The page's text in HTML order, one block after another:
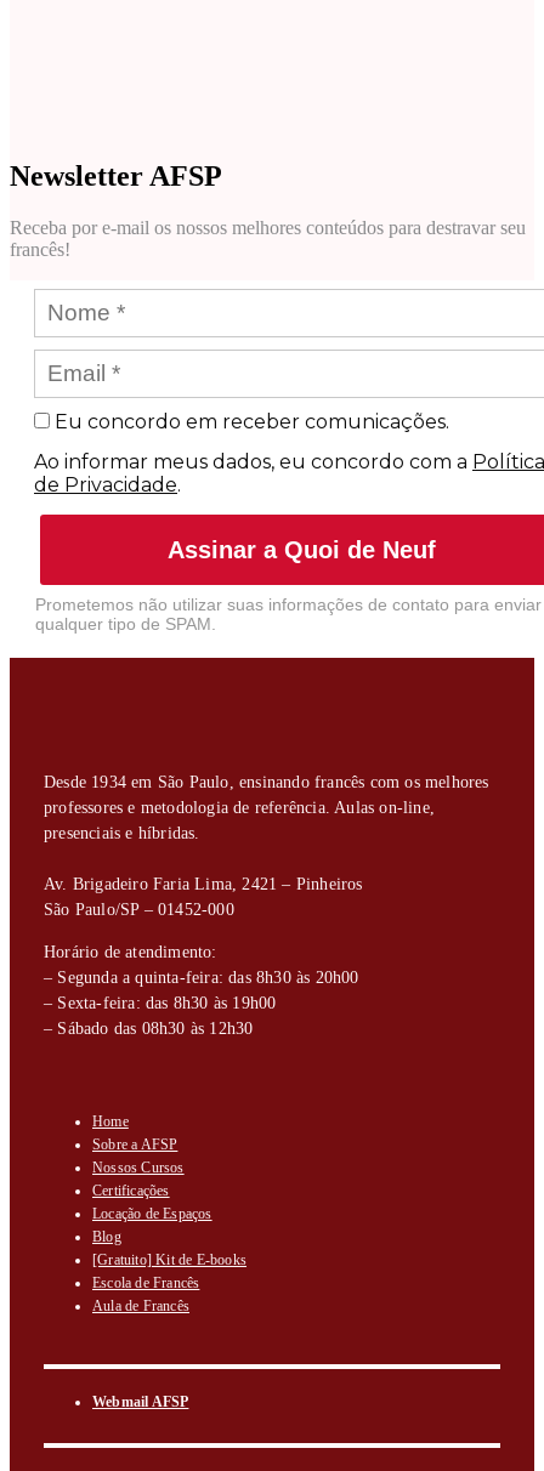
Newsletter AFSP
Receba por e-mail os nossos melhores conteúdos para destravar seu
francês!
Eu concordo em receber comunicações.
Ao informar meus dados, eu concordo com a Política
de Privacidade.
Assinar a Quoi de Neuf
Prometemos não utilizar suas informações de contato para enviar
qualquer tipo de SPAM.
Desde 1934 em São Paulo, ensinando francês com os melhores
professores e metodologia de referência. Aulas on-line,
presenciais e híbridas.
Av. Brigadeiro Faria Lima, 2421 – Pinheiros
São Paulo/SP – 01452-000
Horário de atendimento:
– Segunda a quinta-feira: das 8h30 às 20h00
– Sexta-feira: das 8h30 às 19h00
– Sábado das 08h30 às 12h30
Home
Sobre a AFSP
Nossos Cursos
Certificações
Locação de Espaços
Blog
[Gratuito] Kit de E-books
Escola de Francês
Aula de Francês
Webmail AFSP